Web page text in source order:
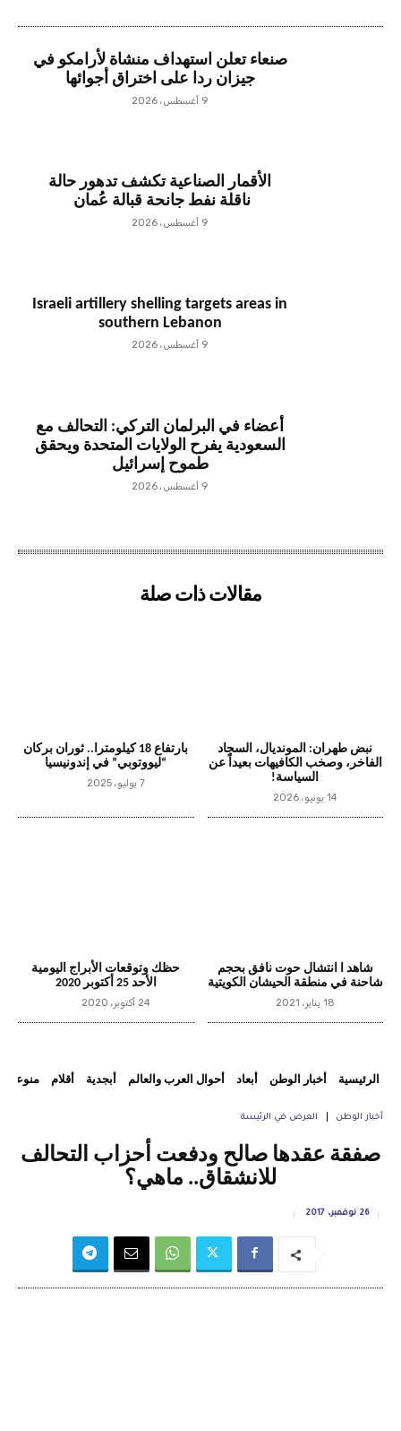
صنعاء تعلن استهداف منشاة لأرامكو في
جيزان ردا على اختراق أجوائها
9 أغسطس، 2026
الأقمار الصناعية تكشف تدهور حالة
ناقلة نفط جانحة قبالة عُمان
9 أغسطس، 2026
Israeli artillery shelling targets areas in
southern Lebanon
9 أغسطس، 2026
أعضاء في البرلمان التركي: التحالف مع
السعودية يفرح الولايات المتحدة ويحقق
طموح إسرائيل
9 أغسطس، 2026
مقالات ذات صلة
نبض طهران: المونديال، السجاد
الفاخر، وصخب الكافيهات بعيداً عن
السياسة!
14 يونيو، 2026
بارتفاع 18 كيلومترا.. ثوران بركان
“ليووتوبي” في إندونيسيا
7 يوليو، 2025
شاهد ا انتشال حوت نافق بحجم
شاحنة في منطقة الحيشان الكويتية
18 يناير، 2021
حظك وتوقعات الأبراج اليومية
الأحد 25 أكتوبر 2020
24 أكتوبر، 2020